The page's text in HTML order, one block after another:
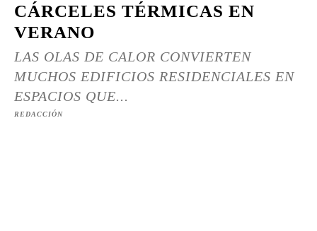
CÁRCELES TÉRMICAS EN
VERANO
LAS OLAS DE CALOR CONVIERTEN
MUCHOS EDIFICIOS RESIDENCIALES EN
ESPACIOS QUE...
REDACCIÓN